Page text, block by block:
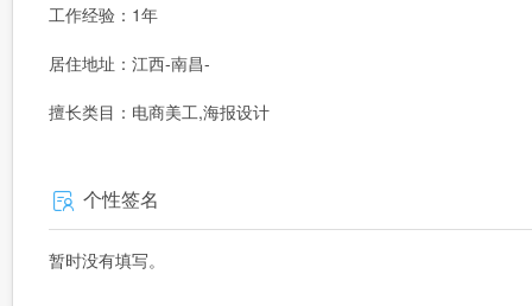
工作经验：1年
居住地址：江西-南昌-
擅长类目：电商美工,海报设计
个性签名
暂时没有填写。